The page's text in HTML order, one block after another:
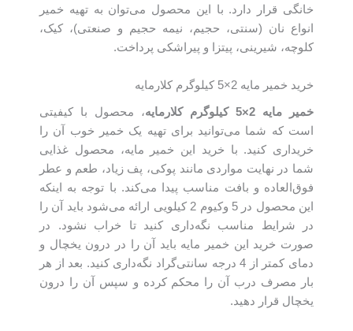
خانگی قرار دارد. با این محصول می‌توان به تهیه خمیر
انواع نان (سنتی، حجیم، نیمه حجیم و صنعتی)، کیک،
کلوچه، شيرینی‌، پیتزا و پیراشکی پرداخت.
خرید خمیر مایه 2×5 کیلوگرم کلارمایه
خمیر مایه 2×5 کیلوگرم کلارمایه
، محصول با کیفیتی
است که شما می‌توانید برای تهیه یک خمیر خوب آن را
خریداری کنید. با خرید این خمیر مایه، محصول غذایی
شما در نهایت مواردی مانند پوکی، پف زیاد، طعم و عطر
فوق‌العاده و بافت مناسب پیدا می‌کند. با توجه به اینکه
این محصول در 5 وکیوم 2 کیلویی ارائه می‌شود باید آن را
در شرایط مناسب نگه‌داری کنید تا خراب نشود. در
صورت خرید این خمیر مایه باید آن را در درون یخچال و
دمای کمتر از 4 درجه سانتی‌گراد نگه‌داری کنید. بعد از هر
بار مصرف درب آن را محکم کرده و سپس آن را درون
یخچال قرار دهید.